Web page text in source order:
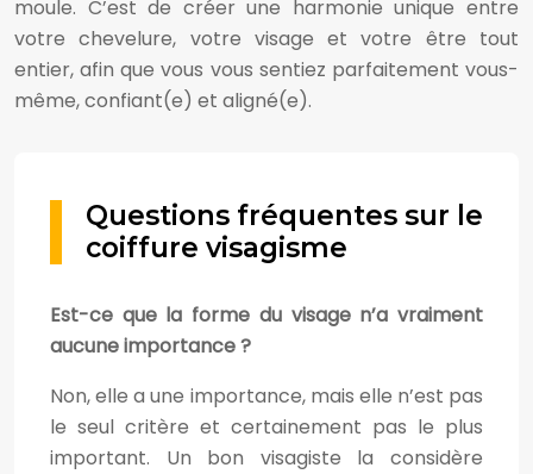
moule. C’est de créer une harmonie unique entre
votre chevelure, votre visage et votre être tout
entier, afin que vous vous sentiez parfaitement vous-
même, confiant(e) et aligné(e).
Questions fréquentes sur le
coiffure visagisme
Est-ce que la forme du visage n’a vraiment
aucune importance ?
Non, elle a une importance, mais elle n’est pas
le seul critère et certainement pas le plus
important. Un bon visagiste la considère